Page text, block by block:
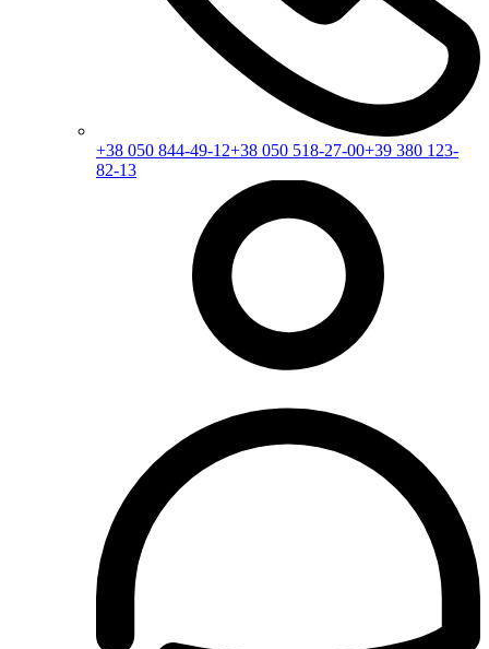
+38 050 844-49-12+38 050 518-27-00+39 380 123-
82-13